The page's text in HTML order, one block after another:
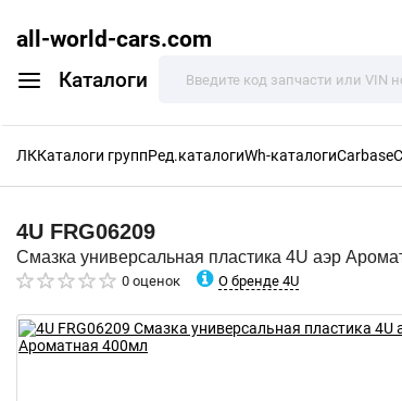
all-world-cars.com
Каталоги
ЛККаталоги группРед.каталогиWh-каталогиCarbase
4U FRG06209
Смазка универсальная пластика 4U аэр
0 оценок О бренде 4U